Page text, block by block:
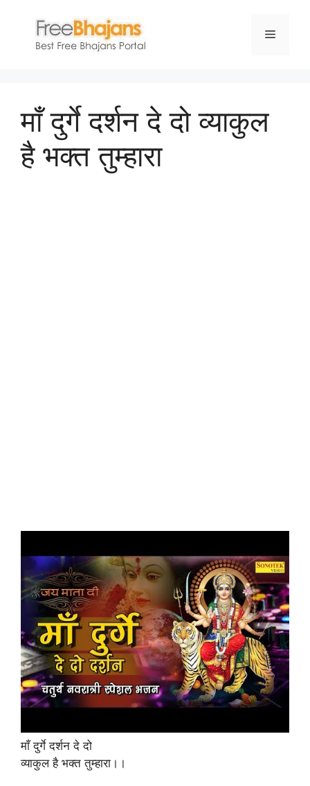
content
Menu
माँ दुर्गे दर्शन दे दो व्याकुल
है भक्त तुम्हारा
माँ दुर्गे दर्शन दे दो
व्याकुल है भक्त तुम्हारा।।